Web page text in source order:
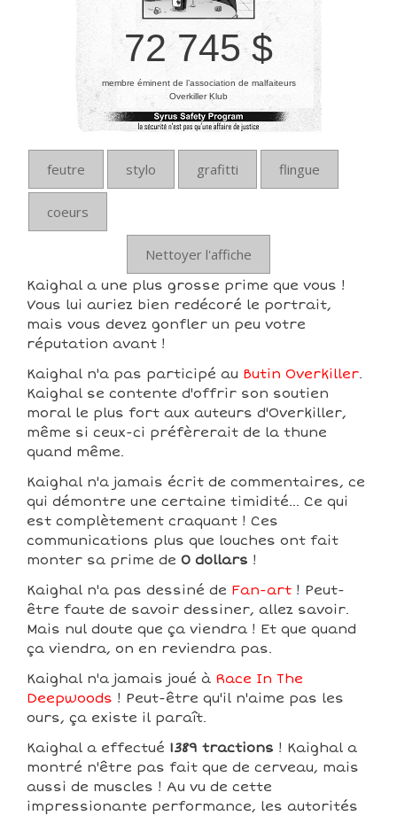
72 745 $
membre éminent de l’association de malfaiteurs
Overkiller Klub
feutre stylo grafitti flingue
coeurs
Nettoyer l'affiche
Kaighal a une plus grosse prime que vous !
Vous lui auriez bien redécoré le portrait,
mais vous devez gonfler un peu votre
réputation avant !
Kaighal n'a pas participé au Butin Overkiller.
Kaighal se contente d'offrir son soutien
moral le plus fort aux auteurs d'Overkiller,
même si ceux-ci préfèrerait de la thune
quand même.
Kaighal n'a jamais écrit de commentaires, ce
qui démontre une certaine timidité... Ce qui
est complètement craquant ! Ces
communications plus que louches ont fait
monter sa prime de 0 dollars !
Kaighal n'a pas dessiné de Fan-art ! Peut-
être faute de savoir dessiner, allez savoir.
Mais nul doute que ça viendra ! Et que quand
ça viendra, on en reviendra pas.
Kaighal n'a jamais joué à Race In The
Deepwoods ! Peut-être qu'il n'aime pas les
ours, ça existe il paraît.
Kaighal a effectué 1389 tractions ! Kaighal a
montré n'être pas fait que de cerveau, mais
aussi de muscles ! Au vu de cette
impressionante performance, les autorités